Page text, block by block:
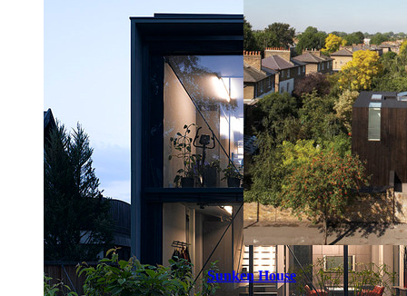
Sunken House